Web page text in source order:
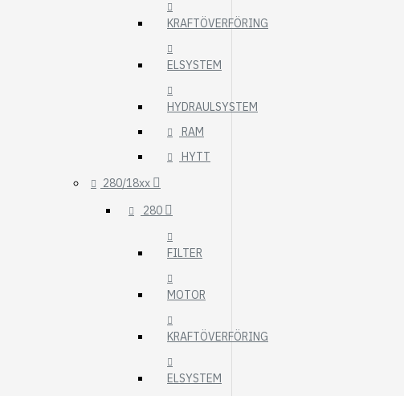
KRAFTÖVERFÖRING
ELSYSTEM
HYDRAULSYSTEM
RAM
HYTT
280/18xx
280
FILTER
MOTOR
KRAFTÖVERFÖRING
ELSYSTEM